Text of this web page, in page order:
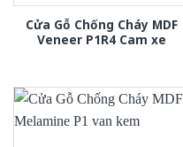
Cửa Gỗ Chống Cháy MDF
Veneer P1R4 Cam xe